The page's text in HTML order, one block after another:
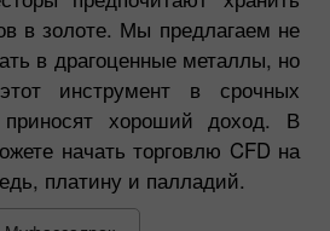
в золоте. Мы предлагаем не
в драгоценные металлы, но
инструмент в срочных
приносят хороший доход. В
начать торговлю CFD на
платину и палладий.